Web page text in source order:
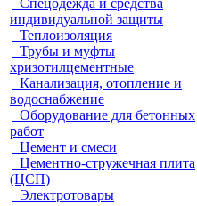
Спецодежда и средства
индивидуальной защиты
Теплоизоляция
Трубы и муфты
хризотилцементные
Канализация, отопление и
водоснабжение
Оборудование для бетонных
работ
Цемент и смеси
Цементно-стружечная плита
(ЦСП)
Электротовары